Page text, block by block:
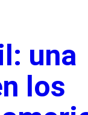
una
los